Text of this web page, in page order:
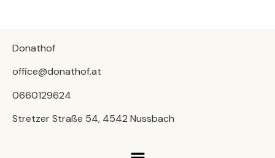
Donathof
office@donathof.at
0660129624
Stretzer Straße 54, 4542 Nussbach